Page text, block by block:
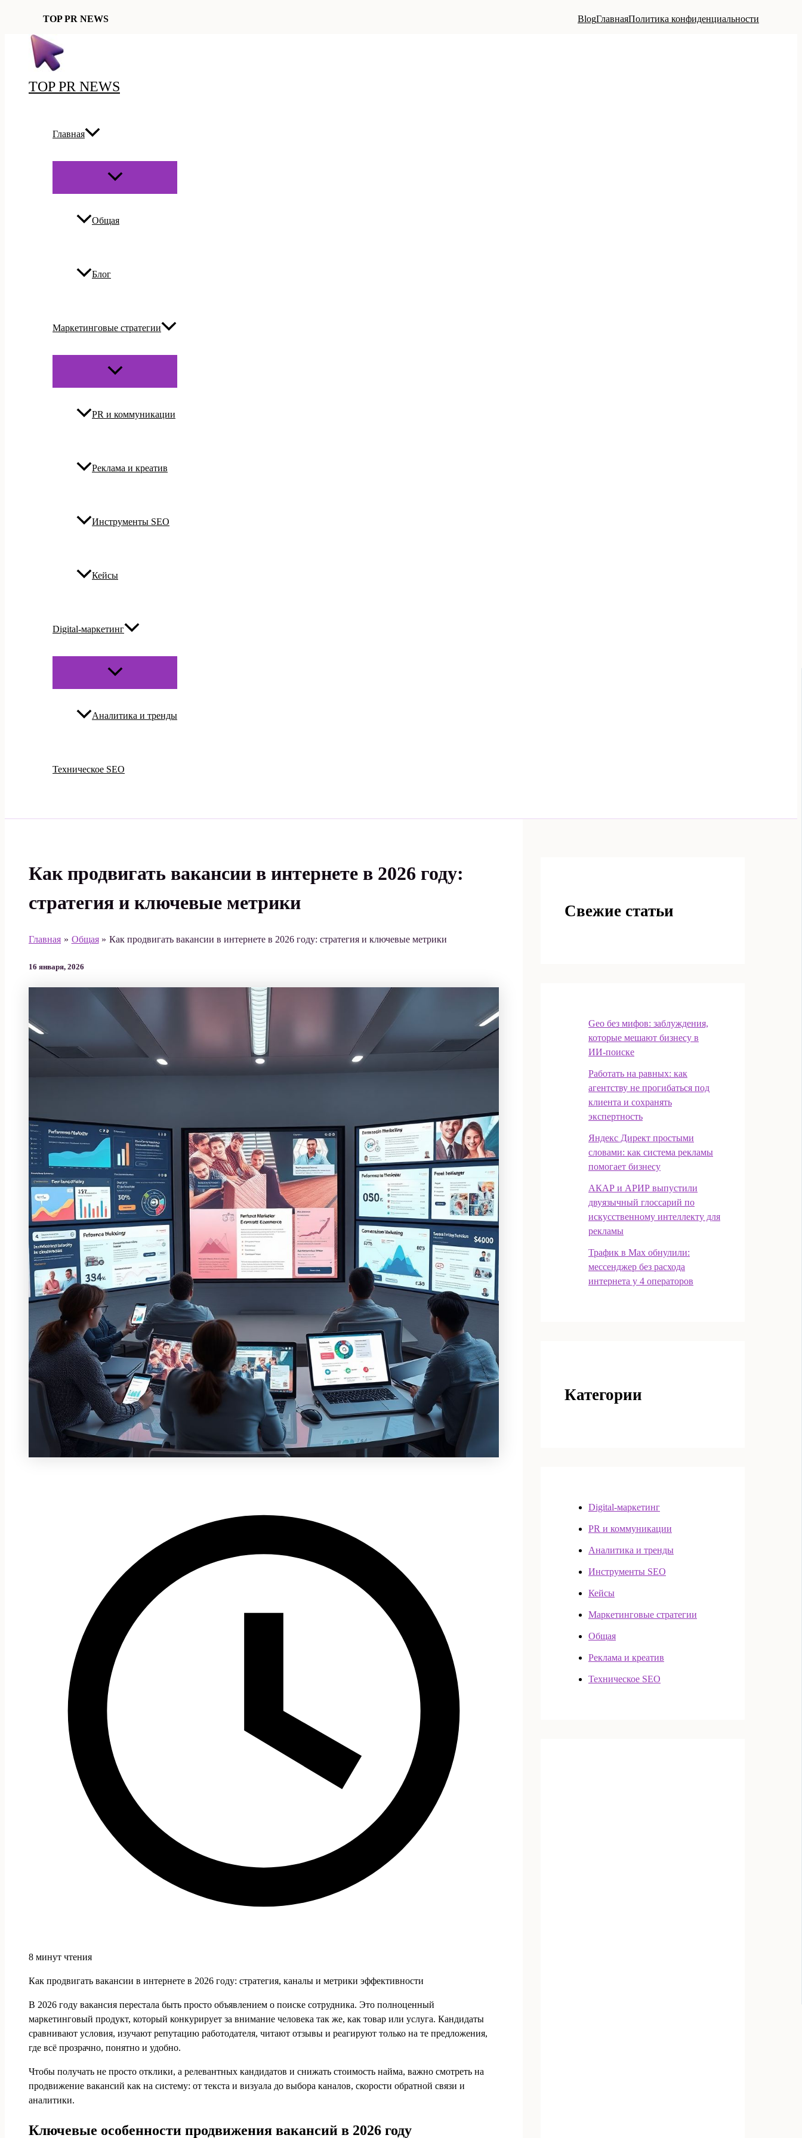
TOP PR NEWS BlogГлавнаяПолитика конфиденциальности
Перейти
содержимому
TOP PR NEWS
Главная
ПЕРЕКЛЮЧАТЕЛЬ
МЕНЮ
Общая
Блог
Маркетинговые стратегии
ПЕРЕКЛЮЧАТЕЛЬ
МЕНЮ
PR и коммуникации
Реклама и креатив
Инструменты SEO
Кейсы
Digital-маркетинг
ПЕРЕКЛЮЧАТЕЛЬ
МЕНЮ
Аналитика и тренды
Техническое SEO
Как продвигать вакансии в интернете в 2026 году:
стратегия и ключевые метрики
Главная Общая Как продвигать вакансии в интернете в 2026 году: стратегия и ключевые метрики
16 января, 2026
8 минут чтения
Как продвигать вакансии в интернете в 2026 году: стратегия, каналы и метрики эффективности
В 2026 году вакансия перестала быть просто объявлением о поиске сотрудника. Это полноценный
маркетинговый продукт, который конкурирует за внимание человека так же, как товар или услуга. Кандидаты
сравнивают условия, изучают репутацию работодателя, читают отзывы и реагируют только на те предложения,
где всё прозрачно, понятно и удобно.
Чтобы получать не просто отклики, а релевантных кандидатов и снижать стоимость найма, важно смотреть на
продвижение вакансий как на систему: от текста и визуала до выбора каналов, скорости обратной связи и
аналитики.
Ключевые особенности продвижения вакансий в 2026 году
Свежие статьи
Geo без мифов: заблуждения,
которые мешают бизнесу в
ИИ‑поиске
Работать на равных: как
агентству не прогибаться под
клиента и сохранять
экспертность
Яндекс Директ простыми
словами: как система рекламы
помогает бизнесу
АКАР и АРИР выпустили
двуязычный глоссарий по
искусственному интеллекту для
рекламы
Трафик в Max обнулили:
мессенджер без расхода
интернета у 4 операторов
Категории
Digital-маркетинг
PR и коммуникации
Аналитика и тренды
Инструменты SEO
Кейсы
Маркетинговые стратегии
Общая
Реклама и креатив
Техническое SEO